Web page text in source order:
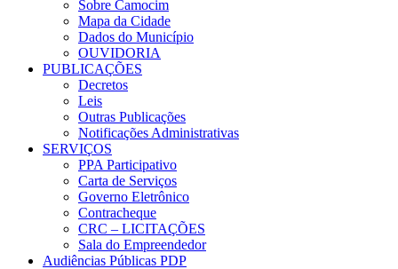
Sobre Camocim
Mapa da Cidade
Dados do Município
OUVIDORIA
PUBLICAÇÕES
Decretos
Leis
Outras Publicações
Notificações Administrativas
SERVIÇOS
PPA Participativo
Carta de Serviços
Governo Eletrônico
Contracheque
CRC – LICITAÇÕES
Sala do Empreendedor
Audiências Públicas PDP